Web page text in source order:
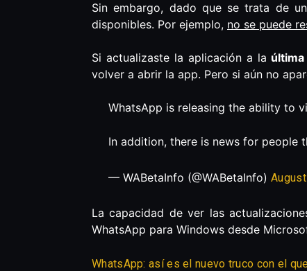
Sin embargo, dado que se trata de
disponibles. Por ejemplo, no se puede
Si actualizaste la aplicación a la
volver a abrir la app. Pero si aún no
WhatsApp is releasing the ability to
In addition, there is news for people
— WABetaInfo (@WABetaInfo)
La capacidad de ver las
WhatsApp para Windows desde
WhatsApp: así es el nuevo truco con el